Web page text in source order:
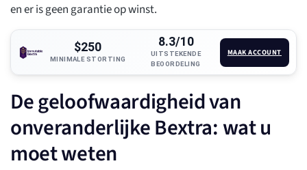
en er is geen garantie op winst.
$250
MINIMALE STORTING
8.3/10
UITSTEKENDE
BEOORDELING
MAAK ACCOUNT
De geloofwaardigheid van
onveranderlijke Bextra: wat u
moet weten